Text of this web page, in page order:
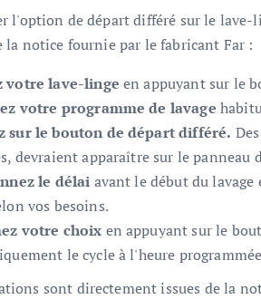
l'option de départ différé sur le lave-
la notice fournie par le fabricant Far :
votre lave-linge en appuyant sur le
votre programme de lavage
sur le bouton de départ différé.
devraient apparaître sur le panneau
le délai avant le début du
vos besoins.
votre choix en appuyant sur le
le cycle à l'heure
sont directement issues de la